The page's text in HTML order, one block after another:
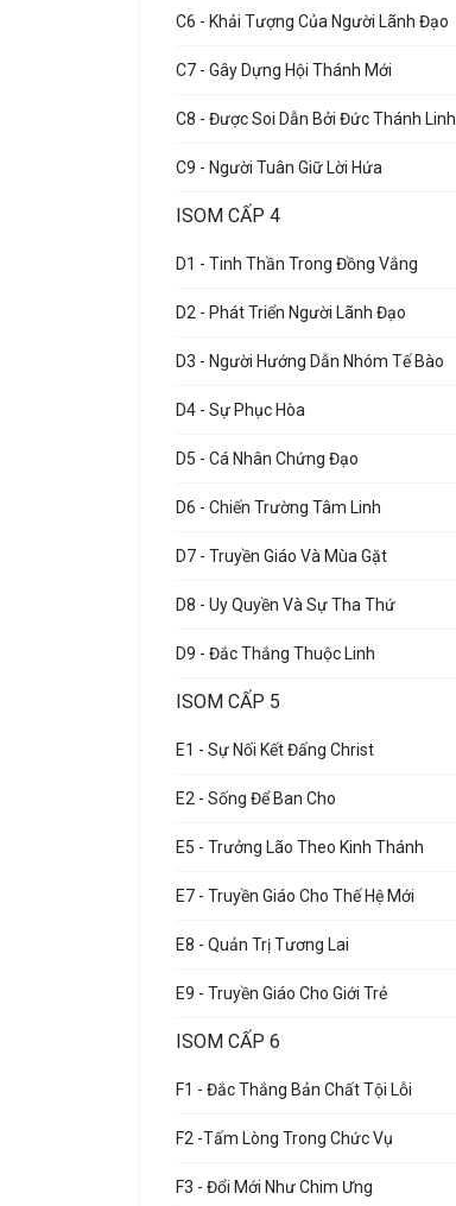
C6 - Khải Tượng Của Người Lãnh Đạo
C7 - Gây Dựng Hội Thánh Mới
C8 - Được Soi Dẫn Bởi Đức Thánh Linh
C9 - Người Tuân Giữ Lời Hứa
ISOM CẤP 4
D1 - Tinh Thần Trong Đồng Vắng
D2 - Phát Triển Người Lãnh Đạo
D3 - Người Hướng Dẫn Nhóm Tế Bào
D4 - Sự Phục Hòa
D5 - Cá Nhân Chứng Đạo
D6 - Chiến Trường Tâm Linh
D7 - Truyền Giáo Và Mùa Gặt
D8 - Uy Quyền Và Sự Tha Thứ
D9 - Đắc Thắng Thuộc Linh
ISOM CẤP 5
E1 - Sự Nối Kết Đấng Christ
E2 - Sống Để Ban Cho
E5 - Trưởng Lão Theo Kinh Thánh
E7 - Truyền Giáo Cho Thế Hệ Mới
E8 - Quản Trị Tương Lai
E9 - Truyền Giáo Cho Giới Trẻ
ISOM CẤP 6
F1 - Đắc Thắng Bản Chất Tội Lỗi
F2 -Tấm Lòng Trong Chức Vụ
F3 - Đổi Mới Như Chim Ưng